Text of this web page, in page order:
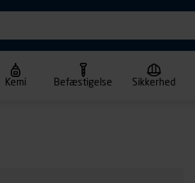
Kemi Befæstigelse Sikkerhed